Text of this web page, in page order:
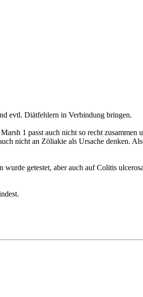
evtl. Diätfehlern in Verbindung bringen.
1 passt auch nicht so recht
nicht an Zöliakie als Ursache denken.
getestet, aber auch auf Colitis